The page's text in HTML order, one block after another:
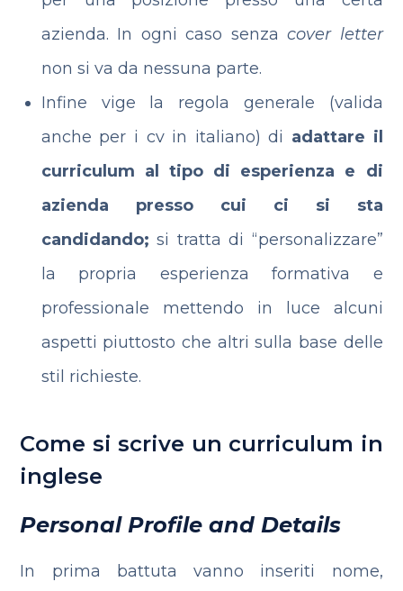
azienda. In ogni caso senzacover letter
non si va da nessuna parte.
Infine vige la regola generale (valida
anche per i cv in italiano) di adattare il
curriculum al tipo di esperienza e di
azienda presso cui ci si sta
candidando;si tratta di “personalizzare”
la propria esperienza formativa e
professionale mettendo in luce alcuni
aspetti piuttosto che altri sulla base delle
stil richieste.
Come si scrive un curriculum in
inglese
Personal Profile and Details
In prima battuta vanno inseriti nome,